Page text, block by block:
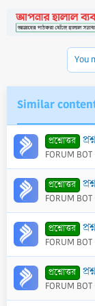
You
Similar
প্রশ্নোত্তর
FORUM BOT
প্রশ্নোত্তর
FORUM BOT
প্রশ্নোত্তর
FORUM BOT
প্রশ্নোত্তর প্রশ্ন:
FORUM BOT